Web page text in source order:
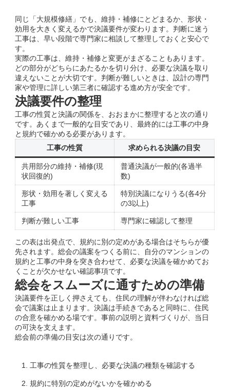
同じ「大規模修繕」でも、維持・補修にとどまるか、形状・
効用を大きく変えるかで決議要件が変わります。判断に迷う
工事は、早い段階で専門家に相談して整理しておくと安心で
す。
実際の工事は、維持・補修と変更がまざることもあります。
どの部分がどちらにあたるかを切り分け、必要な決議を取り
違えないことが大切です。判断が難しいときは、設計の専門
家や管理に詳しい第三者に確認する進め方が安全です。
決議要件の整理
工事の性質と決議の関係を、おおまかに整理すると次の通り
です。あくまで一般的な目安であり、最終的には工事の中身
と規約で確かめる必要があります。
工事の性質
求められる決議の目安
共用部分の維持・補修(現
状回復的)
普通決議が一般的(各過半
数)
形状・効用を著しく変える
工事
特別決議になりうる(各4分
の3以上)
判断が難しい工事 専門家に確認して整理
この表は出発点で、規約に別の定めがある場合はそちらが優
先されます。総会の議案をつくる前に、自分のマンションの
規約と工事の中身を突き合わせて、必要な決議を確かめてお
くことが欠かせない確認事項です。
総会をスムーズに通すための準備
決議要件を正しく押さえても、住民の理解が伴わなければ総
会で議案は止まります。決議は手続きであると同時に、住民
の合意を確かめる場です。事前の説明と資料づくりが、当日
の可決を支えます。
総会前の準備の目安は次の通りです。
工事の性質を整理し、必要な決議の種類を確認する
規約に特別の定めがないかを確かめる